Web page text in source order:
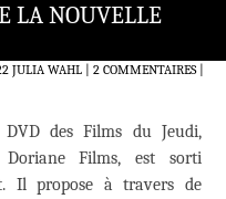
LA NOUVELLE
JULIA WAHL 2 COMMENTAIRES|
des Films du Jeudi,
Films, est sorti
Il propose à travers de